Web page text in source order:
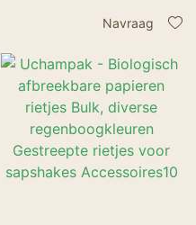
Gestreepte rietjes voor
Accessoires11
Navraag